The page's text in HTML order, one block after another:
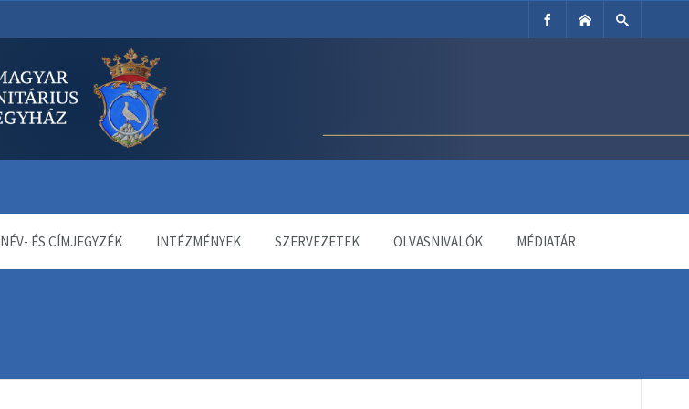
NÉV- ÉS CÍMJEGYZÉK INTÉZMÉNYEK SZERVEZETEK OLVASNIVALÓK MÉDIATÁR